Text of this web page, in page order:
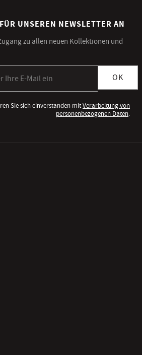
UNSEREN NEWSLETTER AN
zu allen neuen Kollektionen und
OK
Sie sich einverstanden mitVerarbeitung von
personenbezogenen Daten.